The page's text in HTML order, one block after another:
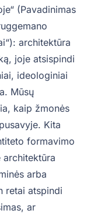
(Pavadinimas
architektūra
joje atsispindi
ideologiniai
Mūsų
kaip žmonės
Kita
formavimo
architektūra
arba
retai atspindi
ar